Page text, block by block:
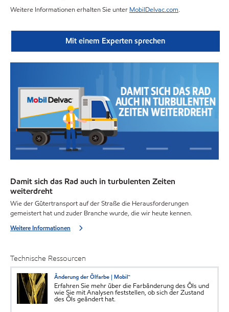
Weitere Informationen erhalten Sie unter MobilDelvac.com.
Mit einem Experten sprechen
Damit sich das Rad auch in turbulenten Zeiten
weiterdreht
Wie der Gütertransport auf der Straße die Herausforderungen
gemeistert hat und zuder Branche wurde, die wir heute kennen.
Weitere Informationen
Technische Ressourcen
Änderung der Ölfarbe | Mobil™
Erfahren Sie mehr über die Farbänderung des Öls und
wie Sie mit Analysen feststellen, ob sich der Zustand
des Öls geändert hat.